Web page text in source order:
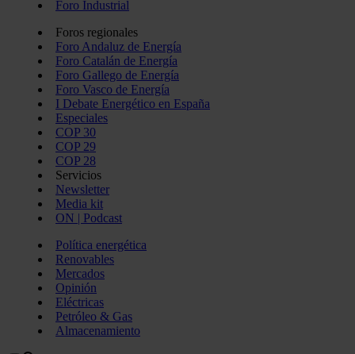
Foro Industrial
Foros regionales
Foro Andaluz de Energía
Foro Catalán de Energía
Foro Gallego de Energía
Foro Vasco de Energía
I Debate Energético en España
Especiales
COP 30
COP 29
COP 28
Servicios
Newsletter
Media kit
ON | Podcast
Política energética
Renovables
Mercados
Opinión
Eléctricas
Petróleo & Gas
Almacenamiento